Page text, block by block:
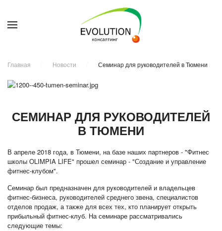
Главная Новости Семинар для руководителей в Тюмени
СЕМИНАР ДЛЯ РУКОВОДИТЕЛЕЙ
В ТЮМЕНИ
В апреле 2018 года, в Тюмени, на базе наших партнеров - "Фитнес
школы OLIMPIA LIFE" прошел семинар - "Создание и управление
фитнес-клубом".
Семинар был предназначен для руководителей и владельцев
фитнес-бизнеса, руководителей среднего звена, специалистов
отделов продаж, а также для всех тех, кто планирует открыть
прибыльный фитнес-клуб. На семинаре рассматривались
следующие темы: